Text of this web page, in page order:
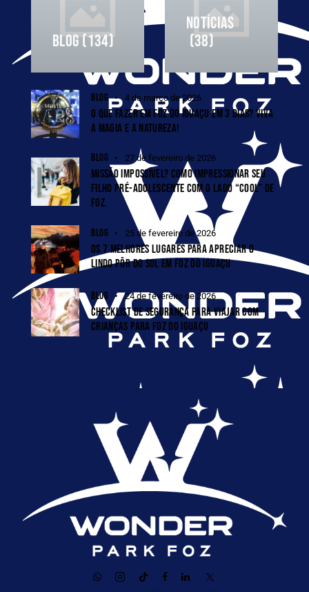
BLOG(134)
NOTÍCIAS
(38)
BLOG 4 de março de 2026
O QUE FAZER EM FOZ DO IGUAÇU EM 3 DIAS? VIVA
A MAGIA E A NATUREZA!
BLOG 27 de fevereiro de 2026
MISSÃO IMPOSSÍVEL? COMO IMPRESSIONAR SEU
FILHO PRÉ-ADOLESCENTE COM O LADO “COOL” DE
FOZ.
BLOG 25 de fevereiro de 2026
OS 7 MELHORES LUGARES PARA APRECIAR O
LINDO PÔR DO SOL EM FOZ DO IGUAÇU
BLOG 24 de fevereiro de 2026
CHECKLIST DE SEGURANÇA PARA VIAJAR COM
CRIANÇAS PARA FOZ DO IGUAÇU
diversão